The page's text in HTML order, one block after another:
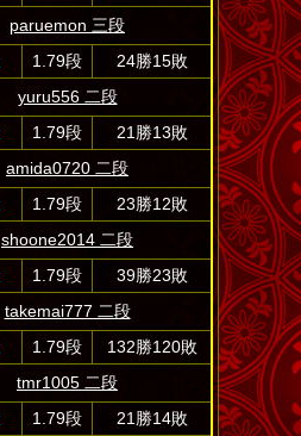
paruemon 三段
1.79段
24勝15敗
yuru556 二段
1.79段
21勝13敗
amida0720 二段
1.79段
23勝12敗
shoone2014 二段
1.79段
39勝23敗
takemai777 二段
1.79段
132勝120敗
tmr1005 二段
1.79段
21勝14敗